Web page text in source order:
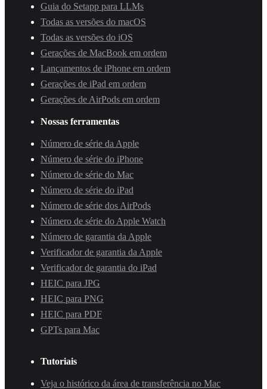
Guia do Setapp para LLMs
Todas as versões do macOS
Todas as versões do iOS
Gerações de MacBook em ordem
Lançamentos de iPhone em ordem
Gerações de iPad em ordem
Gerações de AirPods em ordem
Nossas ferramentas
Número de série da Apple
Número de série do iPhone
Número de série do Mac
Número de série do iPad
Número de série dos AirPods
Número de série do Apple Watch
Número de garantia da Apple
Verificador de garantia da Apple
Verificador de garantia do iPad
HEIC para JPG
HEIC para PNG
HEIC para PDF
GPTs para Mac
Tutoriais
Veja o histórico da área de transferência no Mac